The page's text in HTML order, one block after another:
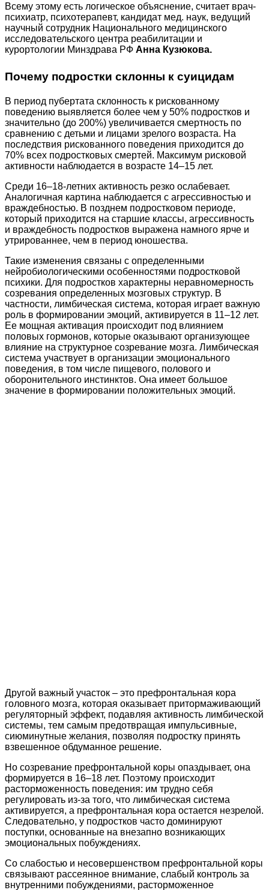
Всему этому есть логическое объяснение, считает врач-
психиатр, психотерапевт, кандидат мед. наук, ведущий
научный сотрудник Национального медицинского
исследовательского центра реабилитации и
курортологии Минздрава РФ Анна Кузюкова.
Почему подростки склонны к суицидам
В период пубертата склонность к рискованному
поведению выявляется более чем у 50% подростков и
значительно (до 200%) увеличивается смертность по
сравнению с детьми и лицами зрелого возраста. На
последствия рискованного поведения приходится до
70% всех подростковых смертей. Максимум рисковой
активности наблюдается в возрасте 14–15 лет.
Среди 16–18-летних активность резко ослабевает.
Аналогичная картина наблюдается с агрессивностью и
враждебностью. В позднем подростковом периоде,
который приходится на старшие классы, агрессивность
и враждебность подростков выражена намного ярче и
утрированнее, чем в период юношества.
Такие изменения связаны с определенными
нейробиологическими особенностями подростковой
психики. Для подростков характерны неравномерность
созревания определенных мозговых структур. В
частности, лимбическая система, которая играет важную
роль в формировании эмоций, активируется в 11–12 лет.
Ее мощная активация происходит под влиянием
половых гормонов, которые оказывают организующее
влияние на структурное созревание мозга. Лимбическая
система участвует в организации эмоционального
поведения, в том числе пищевого, полового и
оборонительного инстинктов. Она имеет большое
значение в формировании положительных эмоций.
Другой важный участок – это префронтальная кора
головного мозга, которая оказывает притормаживающий
регуляторный эффект, подавляя активность лимбической
системы, тем самым предотвращая импульсивные,
сиюминутные желания, позволяя подростку принять
взвешенное обдуманное решение.
Но созревание префронтальной коры опаздывает, она
формируется в 16–18 лет. Поэтому происходит
расторможенность поведения: им трудно себя
регулировать из-за того, что лимбическая система
активируется, а префронтальная кора остается незрелой.
Следовательно, у подростков часто доминируют
поступки, основанные на внезапно возникающих
эмоциональных побуждениях.
Со слабостью и несовершенством префронтальной коры
связывают рассеянное внимание, слабый контроль за
внутренними побуждениями, расторможенное